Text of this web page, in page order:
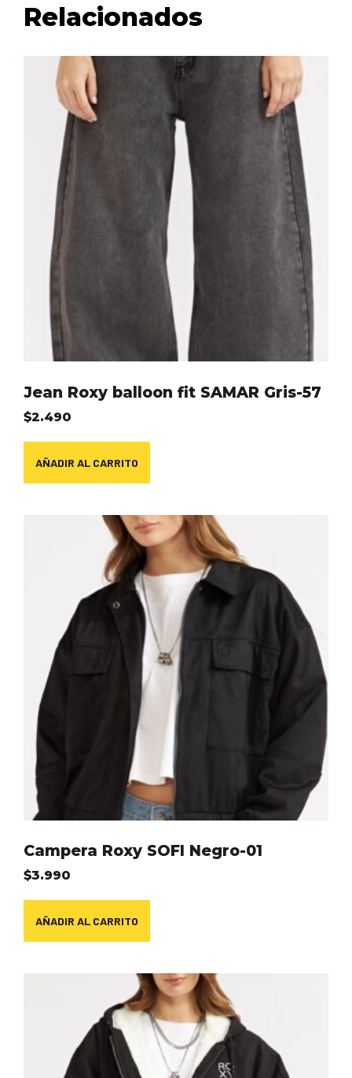
Relacionados
Jean Roxy balloon fit SAMAR Gris-57
$2.490
AÑADIR AL CARRITO
Campera Roxy SOFI Negro-01
$3.990
AÑADIR AL CARRITO